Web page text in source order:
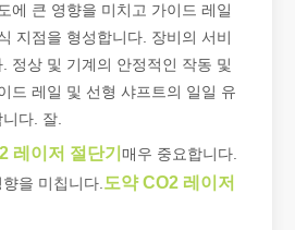
에 큰 영향을 미치고 가이드 레일
지점을 형성합니다. 장비의 서비
정상 및 기계의 안정적인 작동 및
드 레일 및 선형 샤프트의 일일 유
다. 잘.
레이저 절단기 매우 중요합니다.
을 미칩니다. 도약 CO2 레이저